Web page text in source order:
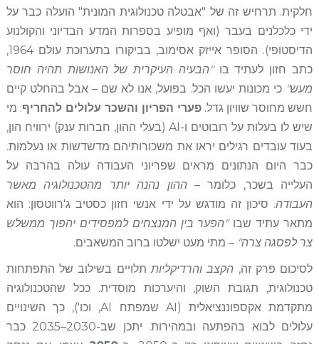
חלקית. תרחיש זה של "אבטלה טכנולוגית המונית" הועלה כבר על
ידי כלכלנים בעבר (ואף מופיע בספרות המדע הבדיוני והקולנוע
הדיסטופי). הסופר אייזק אסימוב, בביקורו בתערוכת עולם 1964,
כתב חזון לעתיד בו"הבעיה העיקרית של האנושות תהיה חוסר
מעש" כי מכונות יעשו הכל. בפועל, אנו לא שם – אבל בהחלט קיים
חשש מחוסר שוויון גדל. פערי הפריון והשכר עלולים להחריף: מי
שיש לו בעלות על רובוטים ו-AI (בעלי ההון, חברות ענק) ירוויח הון,
בעוד עובדים רגילים יראו את משכורותיהם מדשדשות או נעלמות.
כבר היום הנתונים מראים שפריוני העבודה עולה בהרבה על
העלייה בשכר, כלומר –ההון נהנה יותר מהטכנולוגיה מאשר
העבודה. סיכון זה מודגש על ידי אנשי חזון כסטיב ג'רווטסון: הוא
מתאר עתיד שבו"הפער בין המנצחים למפסידים יהפוך ממשלש
צר לפסגה צרה" – מתי מעט ישלטו ברוב המשאבים.
לסיכום פרק זה, הקצב והרדיקליותתלויים בשילוב של התפתחות
טכנולוגית, תגובת השוק, והיערכות מוסדית. ככל שהטכנולוגיה
מתקדמת אקספוננציאלית (AI שמפתח AI, וכו'), כך השינויים
עלולים לבוא בהפתעה ובמהירות. יתכן שב-2030–2035 כבר